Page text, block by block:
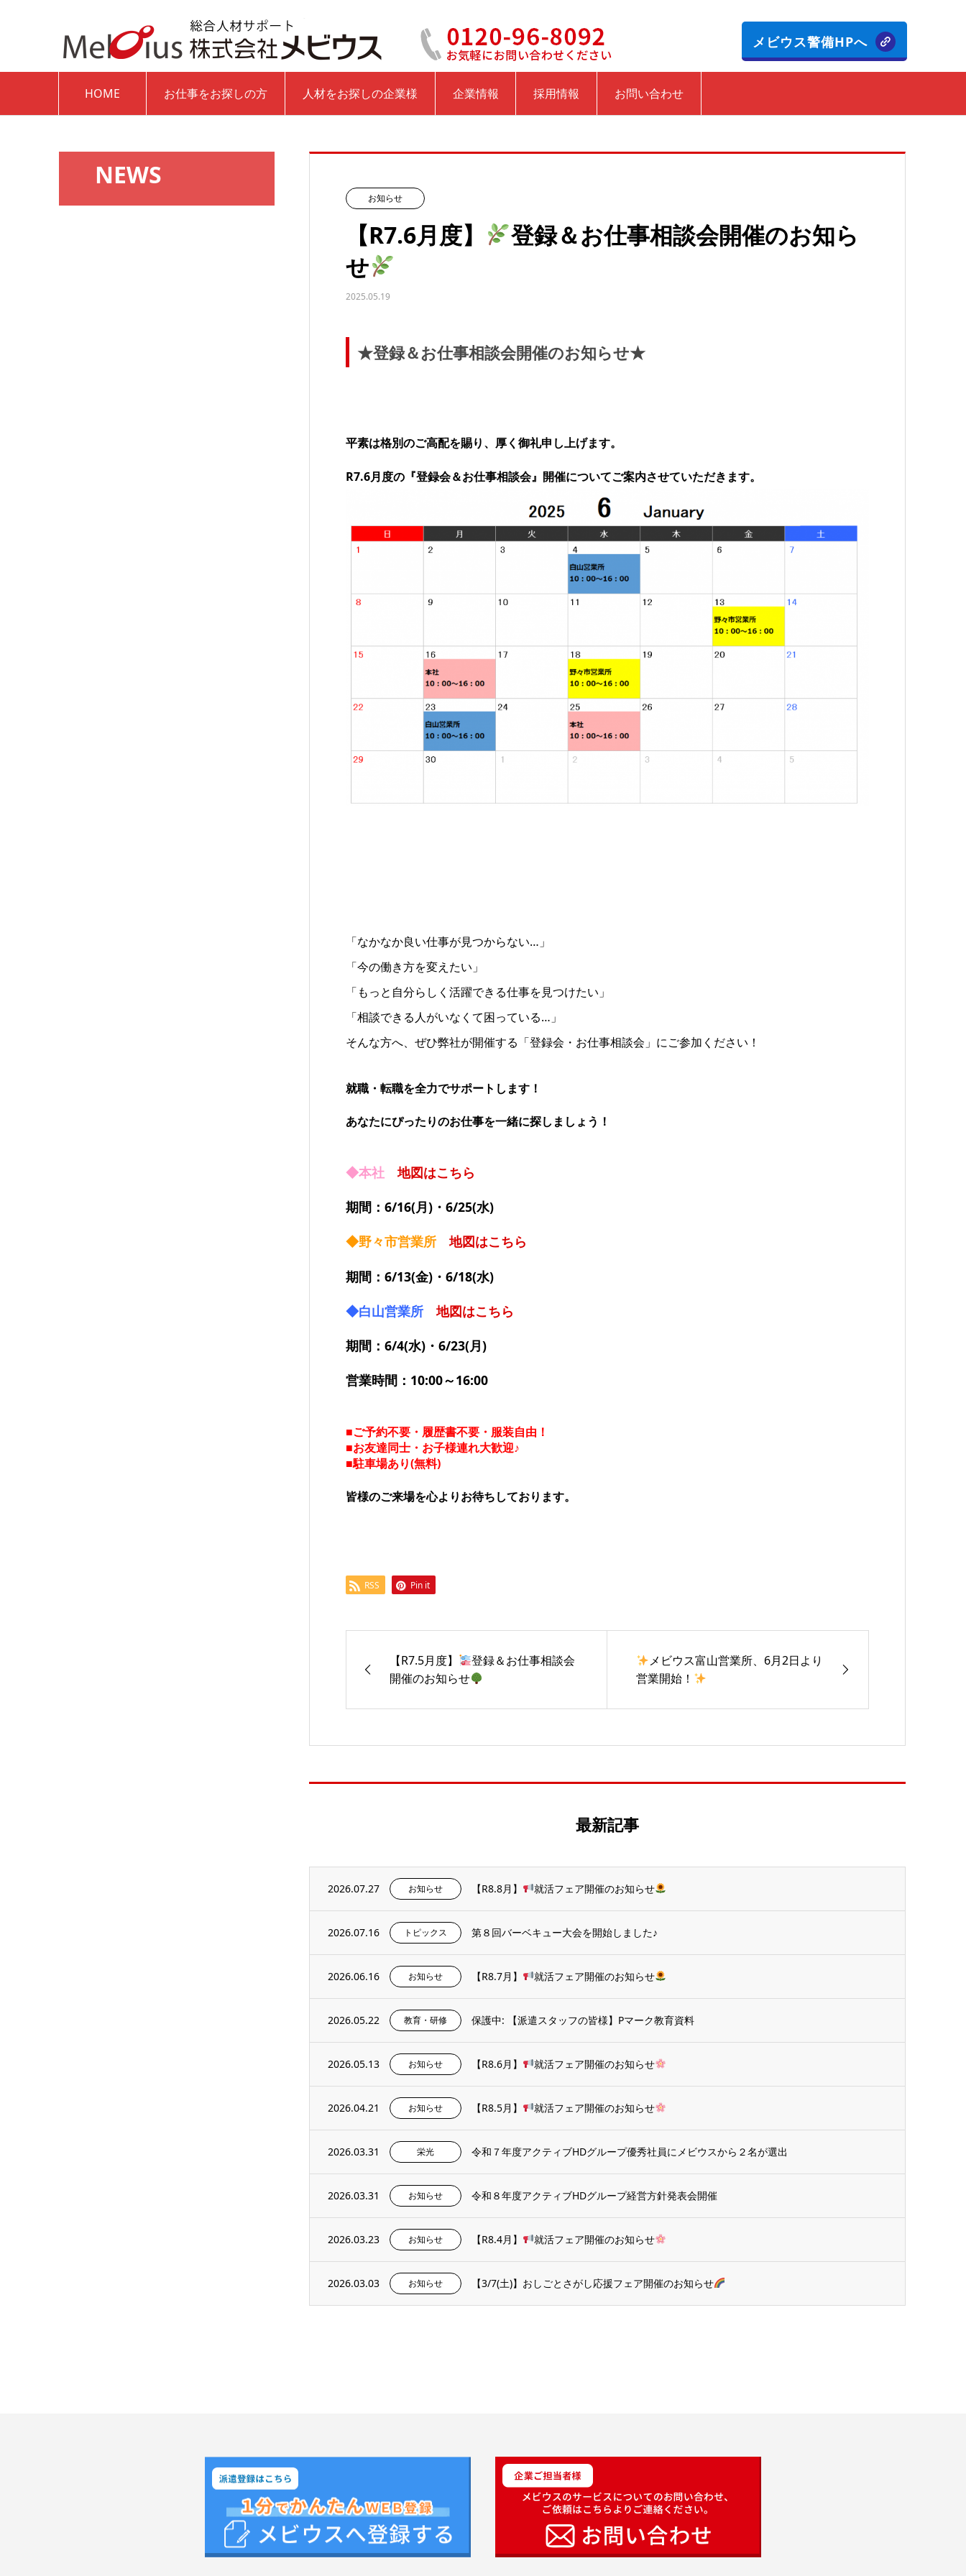
メビウス警備HPへ
HOME お仕事をお探しの方 人材をお探しの企業様 企業情報 採用情報 お問い合わせ
NEWS
お知らせ
【R7.6月度】
登録＆お仕事相談会開催のお知ら
せ
2025.05.19
★登録＆お仕事相談会開催のお知らせ★
平素は格別のご高配を賜り、厚く御礼申し上げます。
R7.6月度の『登録会＆お仕事相談会』開催についてご案内させていただきます。
「なかなか良い仕事が見つからない…」
「今の働き方を変えたい」
「もっと自分らしく活躍できる仕事を見つけたい」
「相談できる人がいなくて困っている…」
そんな方へ、ぜひ弊社が開催する「登録会・お仕事相談会」にご参加ください！
就職・転職を全力でサポートします！
あなたにぴったりのお仕事を一緒に探しましょう！
◆本社 地図はこちら
期間：6/16(月)・6/25(水)
◆野々市営業所地図はこちら
期間：6/13(金)・6/18(水)
◆白山営業所地図はこちら
期間：6/4(水)・6/23(月)
営業時間：10:00～16:00
■ご予約不要・履歴書不要・服装自由！
■お友達同士・お子様連れ大歓迎♪
■駐車場あり(無料)
皆様のご来場を心よりお待ちしております。
RSS Pin it
【R7.5月度】
登録＆お仕事相談会
開催のお知らせ
メビウス富山営業所、6月2日より
営業開始！
最新記事
2026.07.27 お知らせ 【R8.8月】 就活フェア開催のお知らせ
2026.07.16 トピックス 第８回バーベキュー大会を開始しました♪
2026.06.16 お知らせ 【R8.7月】 就活フェア開催のお知らせ
2026.05.22 教育・研修 保護中: 【派遣スタッフの皆様】Pマーク教育資料
2026.05.13 お知らせ 【R8.6月】 就活フェア開催のお知らせ
2026.04.21 お知らせ 【R8.5月】 就活フェア開催のお知らせ
2026.03.31 栄光 令和７年度アクティブHDグループ優秀社員にメビウスから２名が選出
2026.03.31 お知らせ 令和８年度アクティブHDグループ経営方針発表会開催
2026.03.23 お知らせ 【R8.4月】 就活フェア開催のお知らせ
2026.03.03 お知らせ 【3/7(土)】おしごとさがし応援フェア開催のお知らせ